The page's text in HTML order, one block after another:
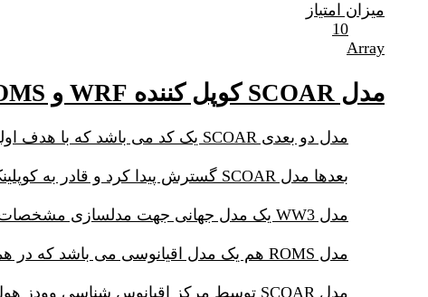
میزان امتیاز
10
Array
مدل SCOAR کوپل کننده WRF و ROMS و WW3
مدل دو بعدی SCOAR یک کد می باشد که با هدف اولیه کوپل WRF و ROMS ساخته شد.
بعدها مدل SCOAR گسترش پیدا کرد و قادر به کوپلینک ROMS-WRF-WW33 گردید.
مدل WW3 یک مدل جهانی جهت مدلسازی مشخصات امواج اقیانوسی اعم از ارتفاع و تناوب و غیره است.
مدل ROMS هم یک مدل اقیانوسی می باشد که در همین وبسایت در موردش مطالبی عنوان شده است.
مدل SCOAR توسط مرکز اقیانوس شناسی وودز هول ماساچوست آمریکا ارائه شده است و کد آن باز بوده و قابل دانلود است.